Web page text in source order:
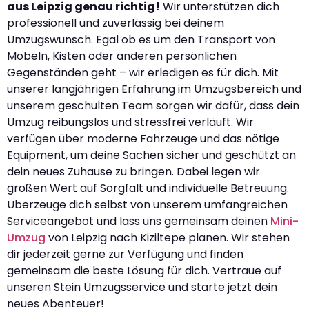
aus Leipzig genau richtig! Wir unterstützen dich
professionell und zuverlässig bei deinem
Umzugswunsch. Egal ob es um den Transport von
Möbeln, Kisten oder anderen persönlichen
Gegenständen geht – wir erledigen es für dich. Mit
unserer langjährigen Erfahrung im Umzugsbereich und
unserem geschulten Team sorgen wir dafür, dass dein
Umzug reibungslos und stressfrei verläuft. Wir
verfügen über moderne Fahrzeuge und das nötige
Equipment, um deine Sachen sicher und geschützt an
dein neues Zuhause zu bringen. Dabei legen wir
großen Wert auf Sorgfalt und individuelle Betreuung.
Überzeuge dich selbst von unserem umfangreichen
Serviceangebot und lass uns gemeinsam deinen Mini-
Umzug von Leipzig nach Kiziltepe planen. Wir stehen
dir jederzeit gerne zur Verfügung und finden
gemeinsam die beste Lösung für dich. Vertraue auf
unseren Stein Umzugsservice und starte jetzt dein
neues Abenteuer!